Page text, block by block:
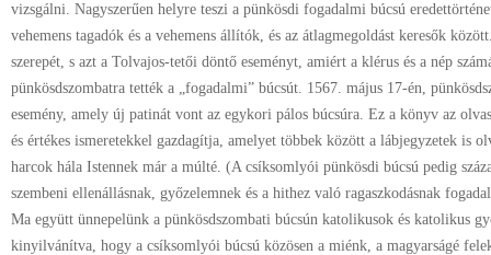
vizsgálni. Nagyszerűen helyre teszi a pünkösdi fogadalmi búcsú
vehemens tagadók és a vehemens állítók, és az átlagmegoldást keresők
szerepét, s azt a Tolvajos-tetői döntő eseményt, amiért a klérus és a nép
pünkösdszombatra tették a „fogadalmi” búcsút. 1567. május 17-én,
esemény, amely új patinát vont az egykori pálos búcsúra. Ez a könyv az
és értékes ismeretekkel gazdagítja, amelyet többek között a lábjegyzetek is
harcok hála Istennek már a múlté. (A csíksomlyói pünkösdi búcsú pedig
szembeni ellenállásnak, győzelemnek és a hithez való ragaszkodásnak
Ma együtt ünnepelünk a pünkösdszombati búcsún katolikusok és katolikus
kinyilvánítva, hogy a csíksomlyói búcsú közösen a miénk, a magyarságé